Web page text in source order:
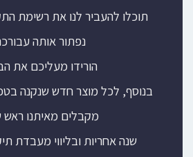
תוכלו להעביר לנו את רשימת
נפתור אותה
הורידו מעליכם את
בנוסף, לכל מוצר חדש שנקנה
מקבלים מאיתנו
שנה אחריות ובליווי מעבדת